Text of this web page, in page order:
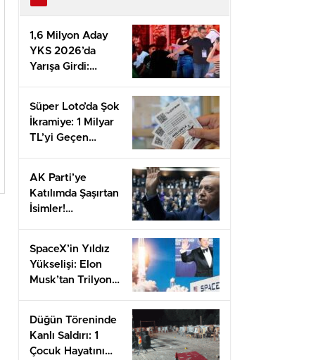
1,6 Milyon Aday
YKS 2026’da
Yarışa Girdi:
Süper Loto’da Şok
İkramiye: 1 Milyar
TL’yi Geçen
AK Parti’ye
Katılımda Şaşırtan
İsimler!
SpaceX’in Yıldız
Yükselişi: Elon
Musk’tan Trilyon
Düğün Töreninde
Kanlı Saldırı: 1
Çocuk Hayatını